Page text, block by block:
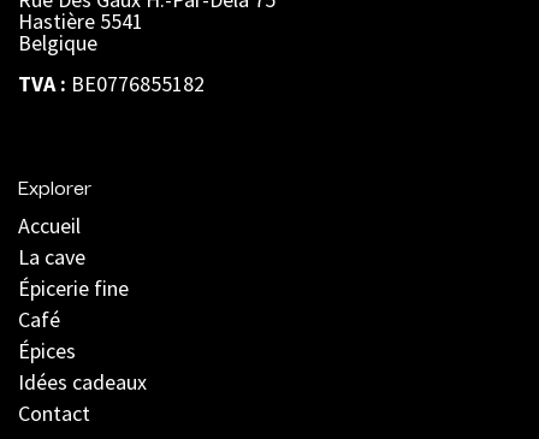
Hastière 5541
Belgique
TVA : BE0776855182
Explorer
Accueil
La cave
Épicerie fine
Café
Épices
Idées cadeaux
Contact